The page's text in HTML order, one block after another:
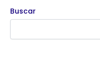
Buscar